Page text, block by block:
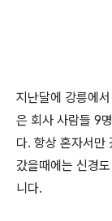
지난달에 강릉에
은 회사 사람들 9
다. 항상 혼자서만
갔을때에는 신경
니다.